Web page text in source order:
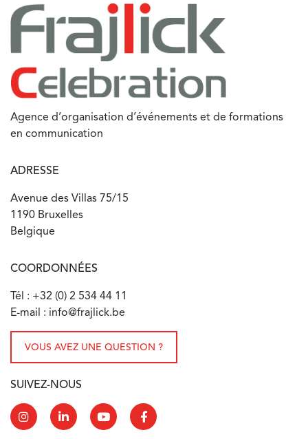
Agence d’organisation d’événements et de formations
en communication
ADRESSE
Avenue des Villas 75/15
1190 Bruxelles
Belgique
COORDONNÉES
Tél : +32 (0) 2 534 44 11
E-mail : info@frajlick.be
VOUS AVEZ UNE QUESTION ?
SUIVEZ-NOUS